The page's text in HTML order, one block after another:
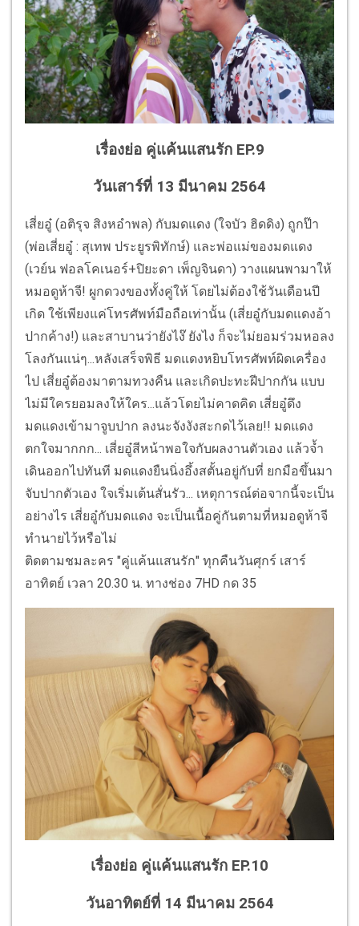
เรื่องย่อ คู่แค้นแสนรัก EP.9
วันเสาร์ที่ 13 มีนาคม 2564
เสี่ยอู๋ (อติรุจ สิงหอำพล) กับมดแดง (ใจบัว ฮิดดิง) ถูกป๊า
(พ่อเสี่ยอู๋ : สุเทพ ประยูรพิทักษ์) และพ่อแม่ของมดแดง
(เวย์น ฟอลโคเนอร์+ปิยะดา เพ็ญจินดา) วางแผนพามาให้
หมอดูห้าจี! ผูกดวงของทั้งคู่ให้ โดยไม่ต้องใช้วันเดือนปี
เกิด ใช้เพียงแค่โทรศัพท์มือถือเท่านั้น (เสี่ยอู๋กับมดแดงอ้า
ปากค้าง!) และสาบานว่ายังไง๊ ยังไง ก็จะไม่ยอมร่วมหอลง
โลงกันแน่ๆ...หลังเสร็จพิธี มดแดงหยิบโทรศัพท์ผิดเครื่อง
ไป เสี่ยอู๋ต้องมาตามทวงคืน และเกิดปะทะฝีปากกัน แบบ
ไม่มีใครยอมลงให้ใคร...แล้วโดยไม่คาดคิด เสี่ยอู๋ดึง
มดแดงเข้ามาจูบปาก ลงนะจังงังสะกดไว้เลย!! มดแดง
ตกใจมากกก... เสี่ยอู๋สีหน้าพอใจกับผลงานตัวเอง แล้วจ้ำ
เดินออกไปทันที มดแดงยืนนิ่งอึ้งสตั้นอยู่กับที่ ยกมือขึ้นมา
จับปากตัวเอง ใจเริ่มเต้นสั่นรัว... เหตุการณ์ต่อจากนี้จะเป็น
อย่างไร เสี่ยอู๋กับมดแดง จะเป็นเนื้อคู่กันตามที่หมอดูห้าจี
ทำนายไว้หรือไม่
ติดตามชมละคร "คู่แค้นแสนรัก" ทุกคืนวันศุกร์ เสาร์
อาทิตย์ เวลา 20.30 น. ทางช่อง 7HD กด 35
เรื่องย่อ คู่แค้นแสนรัก EP.10
วันอาทิตย์ที่ 14 มีนาคม 2564